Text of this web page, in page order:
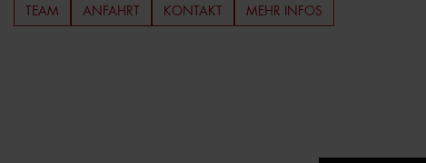
TEAM ANFAHRT KONTAKT MEHR INFOS